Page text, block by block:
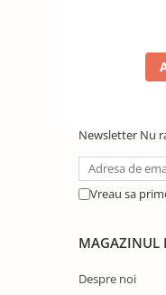
Newsletter Nu
Vreau sa
MAGAZINUL
Despre noi